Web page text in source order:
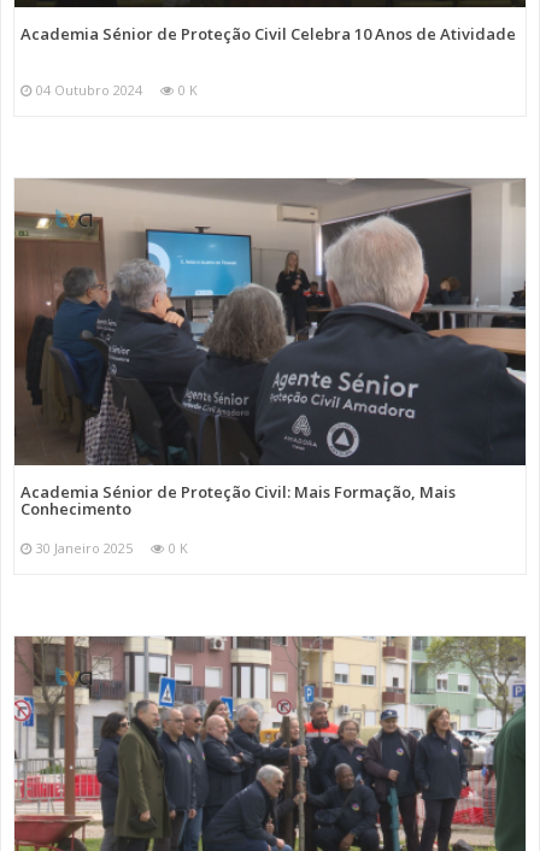
Academia Sénior de Proteção Civil Celebra 10 Anos de Atividade
04 Outubro 2024 0 K
Academia Sénior de Proteção Civil: Mais Formação, Mais
Conhecimento
30 Janeiro 2025 0 K